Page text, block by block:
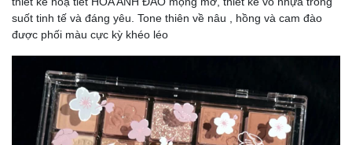
suốt tinh tế và đáng yêu. Tone thiên về nâu , hồng và cam đào
được phối màu cực kỳ khéo léo